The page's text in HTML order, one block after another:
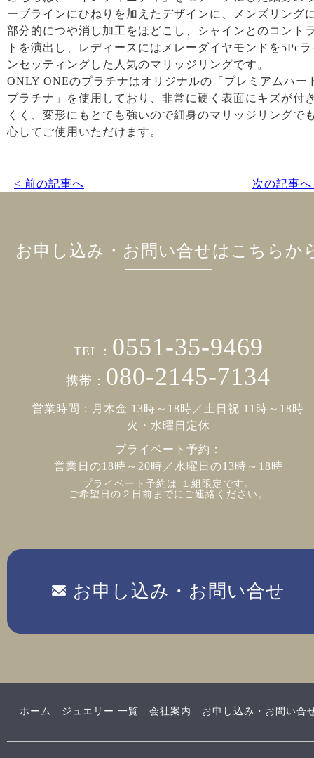
ーブラインにひねりを加えたデザインに、メンズリング
部分的につや消し加工をほどこし、シャインとのコント
トを演出し、レディースにはメレーダイヤモンドを5Pc
ンセッティングした人気のマリッジリングです。
ONLY ONEのプラチナはオリジナルの「プレミアムハー
プラチナ」を使用しており、非常に硬く表面にキズが付
くく、変形にもとても強いので細身のマリッジリングで
心してご使用いただけます。
< 前の記事へ 次の記事
お申し込み・お問い合せはこちらか
TEL： 0551-35-9469
携帯： 080-2145-7134
営業時間：月木金 13時～18時／土日祝 11時～18時
火・水曜日定休
プライベート予約：
営業日の18時～20時／水曜日の13時～18時
プライベート予約は １組限定です。
ご希望日の２日前までにご連絡ください。
お申し込み・お問い合せ
ホーム ジュエリー 一覧 会社案内 お申し込み・お問い合